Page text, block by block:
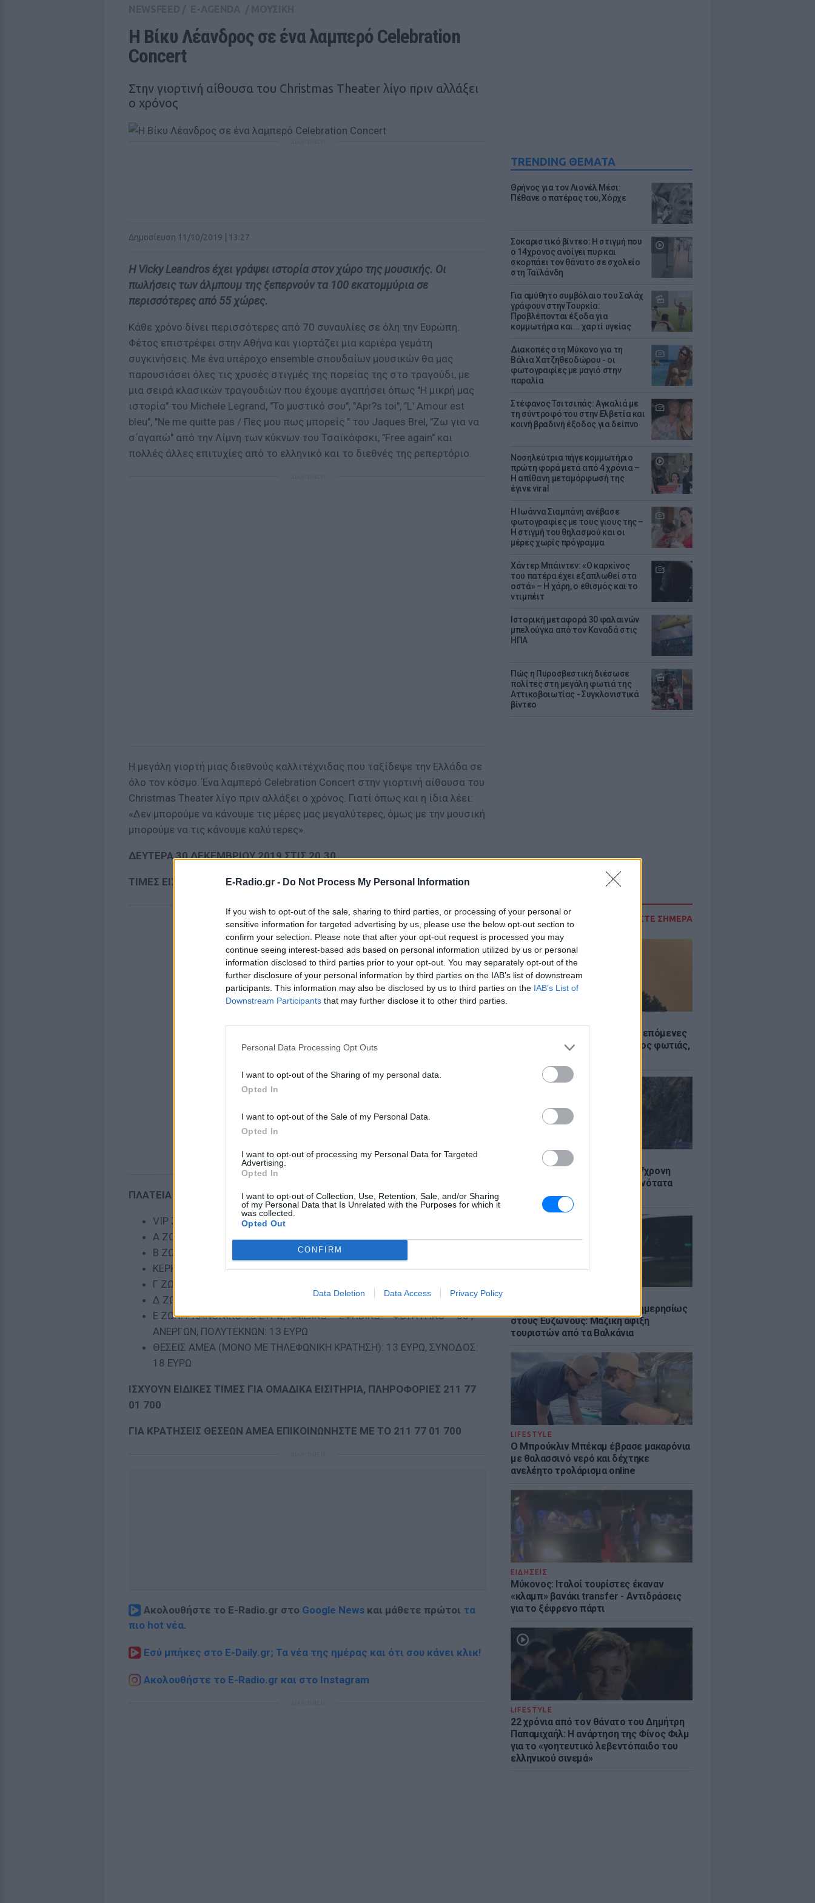
E-Radio.gr - Do Not Process My Personal Information
If you wish to opt-out of the sale, sharing to third parties, or processing of your personal or
sensitive information for targeted advertising by us, please use the below opt-out section to
confirm your selection. Please note that after your opt-out request is processed you may
continue seeing interest-based ads based on personal information utilized by us or personal
information disclosed to third parties prior to your opt-out. You may separately opt-out of the
further disclosure of your personal information by third parties on the IAB’s list of downstream
participants. This information may also be disclosed by us to third parties on the IAB’s List of
Downstream Participants that may further disclose it to other third parties.
Personal Data Processing Opt Outs
I want to opt-out of the Sharing of my personal data.
Opted In
I want to opt-out of the Sale of my Personal Data.
Opted In
I want to opt-out of processing my Personal Data for Targeted
Advertising.
Opted In
I want to opt-out of Collection, Use, Retention, Sale, and/or Sharing
of my Personal Data that Is Unrelated with the Purposes for which it
was collected.
Opted Out
CONFIRM
Data Deletion Data Access Privacy Policy
TRENDING ΘΕΜΑΤΑ
Θρήνος για τον Λιονέλ Μέσι:
Πέθανε ο πατέρας του, Χόρχε
Σοκαριστικό βίντεο: Η στιγμή που
ο 14χρονος ανοίγει πυρ και
σκορπάει τον θάνατο σε σχολείο
στη Ταϊλάνδη
Για αμύθητο συμβόλαιο του Σαλάχ
γράφουν στην Τουρκία:
Προβλέπονται έξοδα για
κομμωτήρια και... χαρτί υγείας
Διακοπές στη Μύκονο για τη
Βάλια Χατζηθεοδώρου - οι
φωτογραφίες με μαγιό στην
παραλία
Στέφανος Τσιτσιπάς: Αγκαλιά με
τη σύντροφό του στην Ελβετία και
κοινή βραδινή έξοδος για δείπνο
Νοσηλεύτρια πήγε κομμωτήριο
πρώτη φορά μετά από 4 χρόνια –
Η απίθανη μεταμόρφωσή της
έγινε viral
H Ιωάννα Σιαμπάνη ανέβασε
φωτογραφίες με τους γιους της –
Η στιγμή του θηλασμού και οι
μέρες χωρίς πρόγραμμα
Χάντερ Μπάιντεν: «Ο καρκίνος
του πατέρα έχει εξαπλωθεί στα
οστά» – Η χάρη, ο εθισμός και το
ντιμπέιτ
Ιστορική μεταφορά 30 φαλαινών
μπελούγκα από τον Καναδά στις
ΗΠΑ
Πώς η Πυροσβεστική διέσωσε
πολίτες στη μεγάλη φωτιά της
Αττικοβοιωτίας - Συγκλονιστικά
βίντεο
ΔΙΑΒΑΣΤΕ ΣΗΜΕΡΑ
Καιρός «hot – dry – windy» τις επόμενες
48 ώρες: Αυξημένος ο κίνδυνος φωτιάς,
συναγερμός σε 6 περιφέρειες
ΕΙΔΗΣΕΙΣ
Θρίλερ στον Λυκαβηττό: Σε 57χρονη
γυναίκα ανήκει η σορός - Πιθανότατα
έπεσε από ύψος
Πάνω από 45.000 διελεύσεις ημερησίως
στους Ευζώνους: Μαζική άφιξη
τουριστών από τα Βαλκάνια
LIFESTYLE
Ο Μπρούκλιν Μπέκαμ έβρασε μακαρόνια
με θαλασσινό νερό και δέχτηκε
ανελέητο τρολάρισμα online
ΕΙΔΗΣΕΙΣ
Μύκονος: Ιταλοί τουρίστες έκαναν
«κλαμπ» βανάκι transfer - Αντιδράσεις
για το ξέφρενο πάρτι
LIFESTYLE
22 χρόνια από τον θάνατο του Δημήτρη
Παπαμιχαήλ: Η ανάρτηση της Φίνος Φιλμ
για το «γοητευτικό λεβεντόπαιδο του
ελληνικού σινεμά»
Η Βίκυ Λέανδρος σε ένα λαμπερό Celebration
Concert
Στην γιορτινή αίθουσα του Christmas Theater λίγο πριν αλλάξει
ο χρόνος
Δημοσίευση 11/10/2019 | 13:27
Η Vicky Leandros έχει γράψει ιστορία στον χώρο της μουσικής. Οι
πωλήσεις των άλμπουμ της ξεπερνούν τα 100 εκατομμύρια σε
περισσότερες από 55 χώρες.
Κάθε χρόνο δίνει περισσότερες από 70 συναυλίες σε όλη την Ευρώπη.
Φέτος επιστρέφει στην Αθήνα και γιορτάζει μια καριέρα γεμάτη
συγκινήσεις. Με ένα υπέροχο ensemble σπουδαίων μουσικών θα μας
παρουσιάσει όλες τις χρυσές στιγμές της πορείας της στο τραγούδι, με
μια σειρά κλασικών τραγουδιών που έχουμε αγαπήσει όπως "Η μικρή μας
ιστορία" του Michele Legrand, "Το μυστικό σου", "Apr?s toi", "L' Amour est
bleu", "Ne me quitte pas / Πες μου πως μπορείς " του Jaques Brel, "Ζω για να
σ΄αγαπώ" από την Λίμνη των κύκνων του Τσαϊκόφσκι, "Free again" και
πολλές άλλες επιτυχίες από το ελληνικό και το διεθνές της ρεπερτόριο.
Η μεγάλη γιορτή μιας διεθνούς καλλιτέχνιδας που ταξίδεψε την Ελλάδα σε
όλο τον κόσμο. Ένα λαμπερό Celebration Concert στην γιορτινή αίθουσα του
Christmas Theater λίγο πριν αλλάξει ο χρόνος. Γιατί όπως και η ίδια λέει:
«Δεν μπορούμε να κάνουμε τις μέρες μας μεγαλύτερες, όμως με την μουσική
μπορούμε να τις κάνουμε καλύτερες».
ΔΕΥΤΕΡΑ 30 ΔΕΚΕΜΒΡΙΟΥ 2019 ΣΤΙΣ 20.30
ΤΙΜΕΣ ΕΙΣΙΤΗΡΙΩΝ:
ΠΛΑΤΕΙΑ ΚΑΙ ΚΕΡΚΙΔΑ (ΘΕΑΤΡΙΚΑ ΚΑΘΙΣΜΑΤΑ)
VIP ΖΩΝΗ: ΚΑΝΟΝΙΚΟ 65 ΕΥΡΩ
Α ΖΩΝΗ: ΚΑΝΟΝΙΚΟ 55 ΕΥΡΩ
Β ΖΩΝΗ: ΚΑΝΟΝΙΚΟ 45 ΕΥΡΩ
ΚΕΡΚΙΔΑ (ΚΑΘΙΣΜΑΤΑ ΚΕΡΚΙΔΑΣ)
Γ ΖΩΝΗ: ΚΑΝΟΝΙΚΟ 35 ΕΥΡΩ
Δ ΖΩΝΗ: ΚΑΝΟΝΙΚΟ 25 ΕΥΡΩ
Ε ΖΩΝΗ: ΚΑΝΟΝΙΚΟ 18 ΕΥΡΩ, ΠΑΙΔΙΚΟ – ΕΦΗΒΙΚΟ – ΦΟΙΤΗΤΙΚΟ – 65 ,
ΑΝΕΡΓΩΝ, ΠΟΛΥΤΕΚΝΩΝ: 13 ΕΥΡΩ
ΘΕΣΕΙΣ ΑΜΕΑ (ΜΟΝΟ ΜΕ ΤΗΛΕΦΩΝΙΚΗ ΚΡΑΤΗΣΗ): 13 ΕΥΡΩ, ΣΥΝΟΔΟΣ:
18 ΕΥΡΩ
ΙΣΧΥΟΥΝ ΕΙΔΙΚΕΣ ΤΙΜΕΣ ΓΙΑ ΟΜΑΔΙΚΑ ΕΙΣΙΤΗΡΙΑ, ΠΛΗΡΟΦΟΡΙΕΣ 211 77
01 700
ΓΙΑ ΚΡΑΤΗΣΕΙΣ ΘΕΣΕΩΝ ΑΜΕΑ ΕΠΙΚΟΙΝΩΝΗΣΤΕ ΜΕ ΤΟ 211 77 01 700
Ακολουθήστε το E-Radio.gr στο Google News και μάθετε πρώτοι τα
πιο hot νέα.
Εσύ μπήκες στο E-Daily.gr; Τα νέα της ημέρας και ότι σου κάνει κλικ!
Ακολουθήστε το E-Radio.gr και στο Instagram